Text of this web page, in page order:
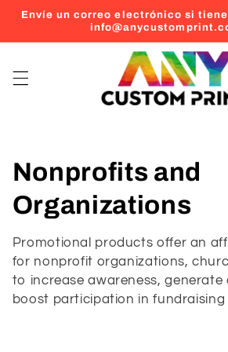
directamente
Envíe un correo electrónico si
C
o
l
e
c
Nonprofits and
Organizations
Promotional products offer an
for nonprofit organizations,
to increase awareness, generate
boost participation in fundraising